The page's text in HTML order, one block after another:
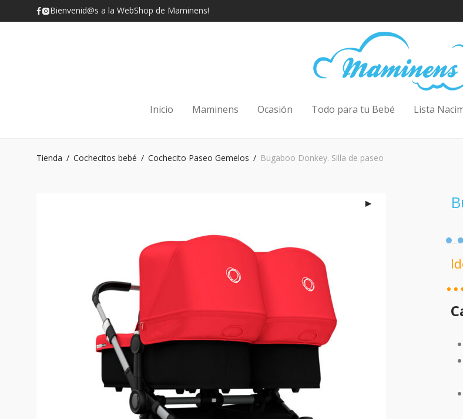
Bienvenid@s a la WebShop de Maminens!
Inicio Maminens Ocasión Todo para tu Bebé Lista
Tienda / Cochecitos bebé / Cochecito Paseo Gemelos / Bugaboo Donkey. Silla de paseo